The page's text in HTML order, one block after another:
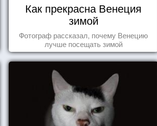
Как прекрасна Венеция
зимой
Фотограф рассказал, почему Венецию
лучше посещать зимой